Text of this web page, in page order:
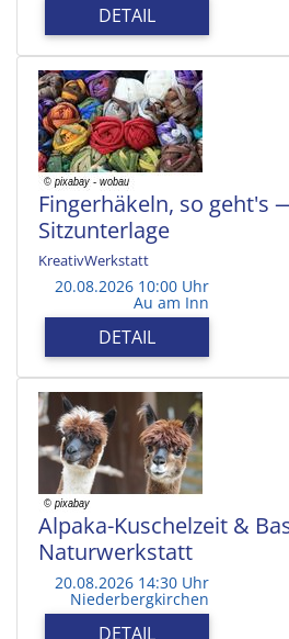
DETAIL
Fingerhäkeln, so geht's
Sitzunterlage
KreativWerkstatt
20.08.2026 10:00 Uhr
Au am Inn
DETAIL
Alpaka-Kuschelzeit &
Naturwerkstatt
20.08.2026 14:30 Uhr
Niederbergkirchen
DETAIL